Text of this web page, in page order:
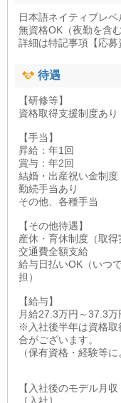
日本語ネイティブレ
無資格OK（夜勤を含
詳細は特記事項【応募
待遇
【研修等】
資格取得支援制度あり
【手当】
昇給：年1回
賞与：年2回
結婚・出産祝い金制度
勤続手当あり
その他、各種手当
【その他待遇】
産休・育休制度（取得
交通費全額支給
給与日払いOK（いつ
担）
【給与】
月給27.3万円～37.3
※入社後半年は資格取
合がございます。
（保有資格・経験等に
【入社後のモデル月
［入社］